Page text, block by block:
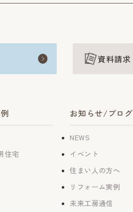
資料請求
住宅
お知らせ/ブログ
NEWS
イベント
住まい人の方へ
リフォーム実例
未来工房通信